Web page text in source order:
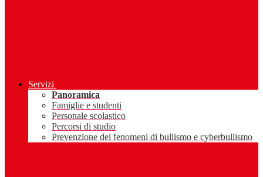
Servizi
Panoramica
Famiglie e studenti
Personale scolastico
Percorsi di studio
Prevenzione dei fenomeni di bullismo e cyberbullismo